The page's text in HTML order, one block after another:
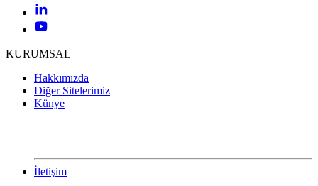
KURUMSAL
Hakkımızda
Diğer Sitelerimiz
Künye
İletişim